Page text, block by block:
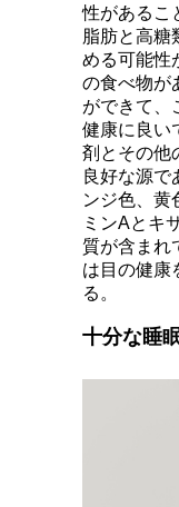
性があるこ
脂肪と高糖
める可能性
の食べ物が
ができて、
健康に良い
剤とその他
良好な源で
ンジ色、黄
ミンAとキ
質が含まれ
は目の健康
る。
十分な睡